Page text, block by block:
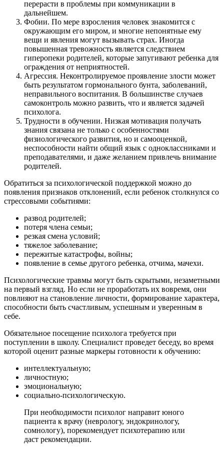
перерасти в проблемы при коммуникации в
дальнейшем.
Фобии. По мере взросления человек знакомится с
окружающим его миром, и многие непонятные ему
вещи и явления могут вызывать страх. Иногда
повышенная тревожность является следствием
гиперопеки родителей, которые запугивают ребенка для
ограждения от неприятностей.
Агрессия. Неконтролируемое проявление злости может
быть результатом гормонального бунта, заболеваний,
неправильного воспитания. В большинстве случаев
самоконтроль можно развить, что и является задачей
психолога.
Трудности в обучении. Низкая мотивация получать
знания связана не только с особенностями
физиологического развития, но и самооценкой,
неспособности найти общий язык с одноклассниками и
преподавателями, и даже желанием привлечь внимание
родителей.
Обратиться за психологической поддержкой можно до
появления признаков отклонений, если ребенок столкнулся со
стрессовыми событиями:
развод родителей;
потеря члена семьи;
резкая смена условий;
тяжелое заболевание;
пережитые катастрофы, войны;
появление в семье другого ребенка, отчима, мачехи.
Психологические травмы могут быть скрытыми, незаметными
на первый взгляд. Но если не проработать их вовремя, они
повлияют на становление личности, формирование характера,
способности быть счастливым, успешным и уверенным в
себе.
Обязательное посещение психолога требуется при
поступлении в школу. Специалист проведет беседу, во время
которой оценит разные маркеры готовности к обучению:
интеллектуальную;
личностную;
эмоциональную;
социально-психологическую.
При необходимости психолог направит юного
пациента к врачу (неврологу, эндокринологу,
сомнологу), порекомендует психотерапию или
даст рекомендации.